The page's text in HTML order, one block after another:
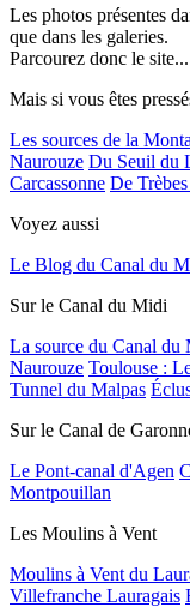
Les photos présentes
que dans les galeries.
Parcourez donc le site...
Mais si vous êtes
Les sources de la
Naurouze Du Seuil du
Carcassonne De
Voyez aussi
Le Blog du Canal du
Sur le Canal du Midi
La source du Canal du
Naurouze Toulouse :
Tunnel du Malpas
Sur le Canal de
Le Pont-canal d'Agen
Montpouillan
Les Moulins à Vent
Moulins à Vent du
Villefranche Lauragais